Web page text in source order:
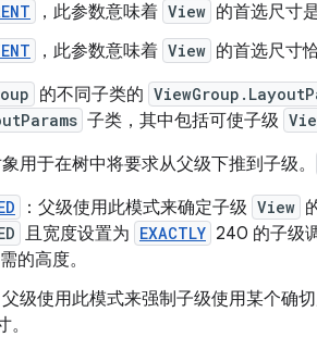
，此参数意味着 View 的首选尺寸
，此参数意味着 View 的首选尺寸
的不同子类的
子类，其中包括可使子级
用于在树中将要求从父级下推到子级。
：父级使用此模式来确定子级 View
且宽度设置为 EXACTLY 240 的子级
的高度。
父级使用此模式来强制子级使用某个确